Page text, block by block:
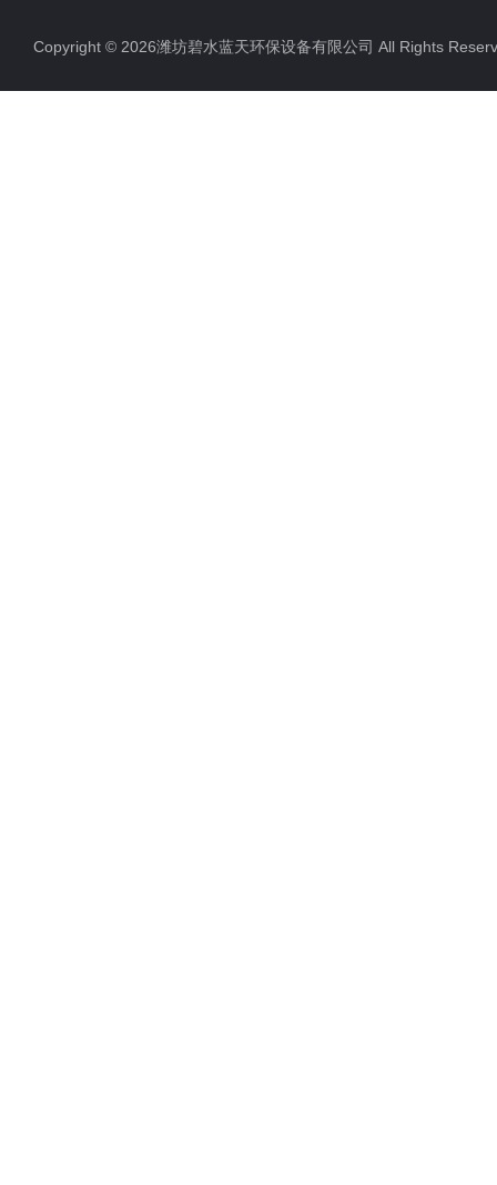
Copyright © 2026潍坊碧水蓝天环保设备有限公司 All Rights